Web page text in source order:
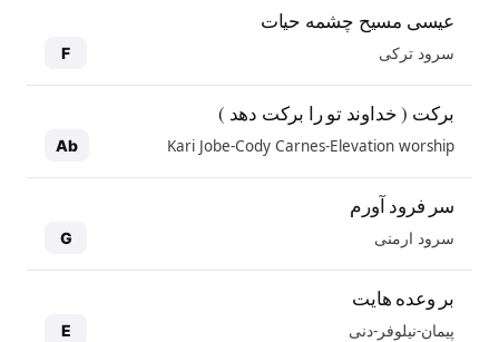
عیسی مسیح چشمه حیات
سرود ترکی F
برکت ( خداوند تو را برکت دهد )
Kari Jobe-Cody Carnes-Elevation worship
Ab
سر فرود آورم
سرود ارمنی G
بر وعده هایت
پیمان-نیلوفر-دنی E